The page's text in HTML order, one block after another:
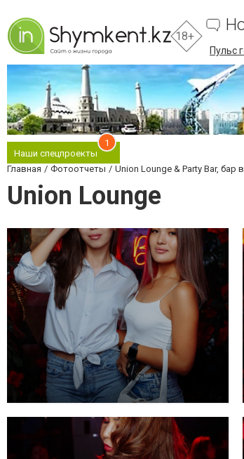
18+
Пульс
Наши спецпроекты
1
Главная Фотоотчеты Union Lounge & Party Bar, бар
Union Lounge